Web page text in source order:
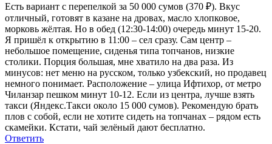
Есть вариант с перепелкой за 50 000 сумов (370 ₽). Вкус
отличный, готовят в казане на дровах, масло хлопковое,
морковь жёлтая. Но в обед (12:30-14:00) очередь минут 15-20.
Я пришёл к открытию в 11:00 – сел сразу. Сам центр –
небольшое помещение, сиденья типа топчанов, низкие
столики. Порция большая, мне хватило на два раза. Из
минусов: нет меню на русском, только узбекский, но продавец
немного понимает. Расположение – улица Ифтихор, от метро
Чиланзар пешком минут 10-12. Если из центра, лучше взять
такси (Яндекс.Такси около 15 000 сумов). Рекомендую брать
плов с собой, если не хотите сидеть на топчанах – рядом есть
скамейки. Кстати, чай зелёный дают бесплатно.
Ответить